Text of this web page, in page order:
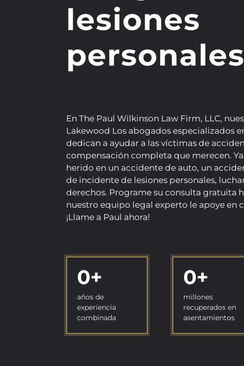
lesiones
personales
En The Paul Wilkinson Law Firm, LLC,
Lakewood Los abogados especializados
dedican a ayudar a las víctimas de
compensación completa que merecen.
herido en un accidente de auto, un
de incidente de lesiones personales,
derechos. Programe su consulta gratuita
nuestro equipo legal experto le apoye en
¡Llame a Paul ahora!
0+
años de
experiencia
combinada
0+
millones
recuperados en
asentamientos